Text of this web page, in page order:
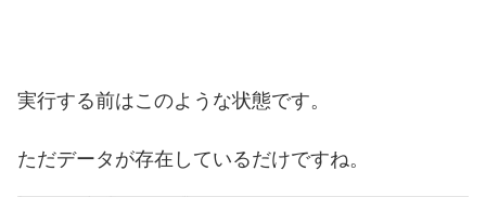
実行する前はこのような状態です。
ただデータが存在しているだけですね。